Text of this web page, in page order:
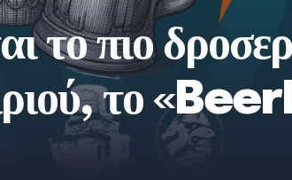
το πιο
το